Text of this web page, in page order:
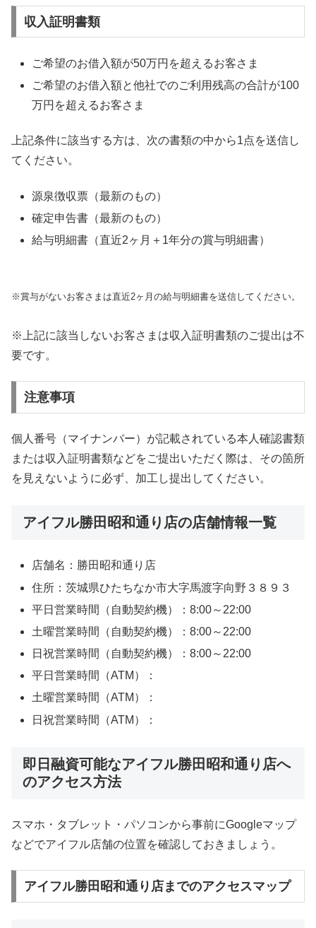
収入証明書類
ご希望のお借入額が50万円を超えるお客さま
ご希望のお借入額と他社でのご利用残高の合計が100
万円を超えるお客さま
上記条件に該当する方は、次の書類の中から1点を送信し
てください。
源泉徴収票（最新のもの）
確定申告書（最新のもの）
給与明細書（直近2ヶ月＋1年分の賞与明細書）
※賞与がないお客さまは直近2ヶ月の給与明細書を送信してください。
※上記に該当しないお客さまは収入証明書類のご提出は不
要です。
注意事項
個人番号（マイナンバー）が記載されている本人確認書類
または収入証明書類などをご提出いただく際は、その箇所
を見えないように必ず、加工し提出してください。
アイフル勝田昭和通り店の店舗情報一覧
店舗名：勝田昭和通り店
住所：茨城県ひたちなか市大字馬渡字向野３８９３
平日営業時間（自動契約機）：8:00～22:00
土曜営業時間（自動契約機）：8:00～22:00
日祝営業時間（自動契約機）：8:00～22:00
平日営業時間（ATM）：
土曜営業時間（ATM）：
日祝営業時間（ATM）：
即日融資可能なアイフル勝田昭和通り店へ
のアクセス方法
スマホ・タブレット・パソコンから事前にGoogleマップ
などでアイフル店舗の位置を確認しておきましょう。
アイフル勝田昭和通り店までのアクセスマップ